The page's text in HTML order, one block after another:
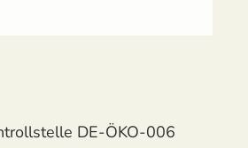
DE-ÖKO-006